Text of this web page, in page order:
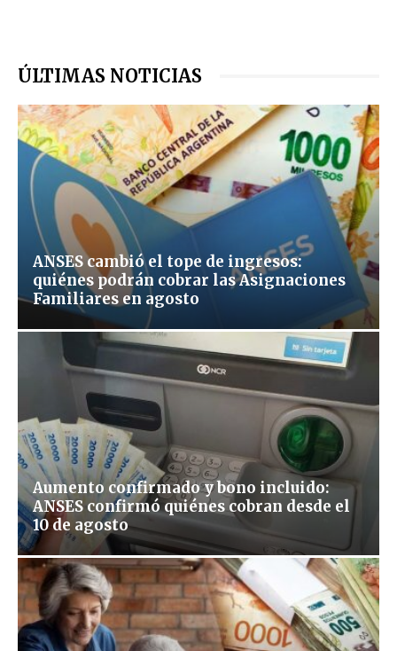
ÚLTIMAS NOTICIAS
ANSES cambió el tope de ingresos:
quiénes podrán cobrar las Asignaciones
Familiares en agosto
Aumento confirmado y bono incluido:
ANSES confirmó quiénes cobran desde el
10 de agosto